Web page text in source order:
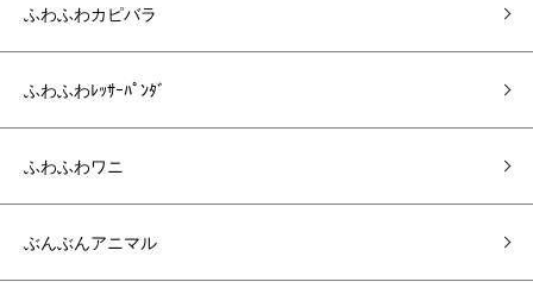
ふわふわカピバラ
ふわふわﾚｯｻｰﾊﾟﾝﾀﾞ
ふわふわワニ
ぶんぶんアニマル